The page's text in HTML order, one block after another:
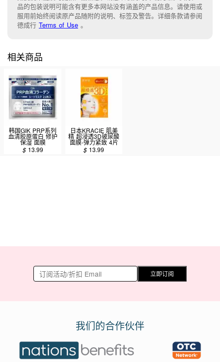
品的包装说明可能含有更多本网站没有涵盖的产品信息。请使用或
服用前始终阅读原产品随附的说明、 标签及警告。 详细条款请参阅
德成行 Terms of Use 。
相关商品
韩国GIK PRP系列
血清胶原蛋白 修护
保湿 面膜
21pcs/350ml
$ 13.99
日本KRACIE 肌美
精 超浸透3D玻尿酸
面膜-弹力紧致 4片
入
$ 13.99
立即订阅
我们的合作伙伴